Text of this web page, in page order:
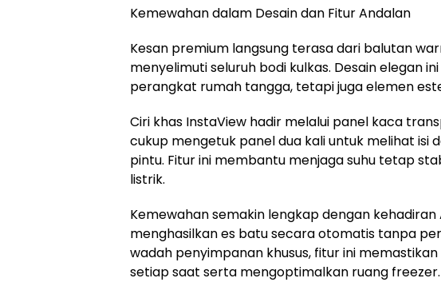
Kemewahan dalam Desain dan Fitur Andalan
Kesan premium langsung terasa dari balutan
menyelimuti seluruh bodi kulkas. Desain elegan
perangkat rumah tangga, tetapi juga elemen
Ciri khas InstaView hadir melalui panel kaca
cukup mengetuk panel dua kali untuk melihat isi
pintu. Fitur ini membantu menjaga suhu tetap
listrik.
Kemewahan semakin lengkap dengan
menghasilkan es batu secara otomatis tanpa
wadah penyimpanan khusus, fitur ini
setiap saat serta mengoptimalkan ruang freezer.